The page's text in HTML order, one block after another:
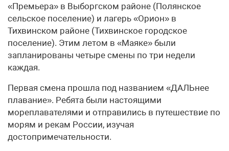
«Премьера» в Выборгском районе (Полянское
сельское поселение) и лагерь «Орион» в
Тихвинском районе (Тихвинское городское
поселение). Этим летом в «Маяке» были
запланированы четыре смены по три недели
каждая.
Первая смена прошла под названием «ДАЛЬнее
плавание». Ребята были настоящими
мореплавателями и отправились в путешествие по
морям и рекам России, изучая
достопримечательности.